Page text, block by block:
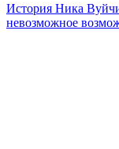
История Ника
невозможное